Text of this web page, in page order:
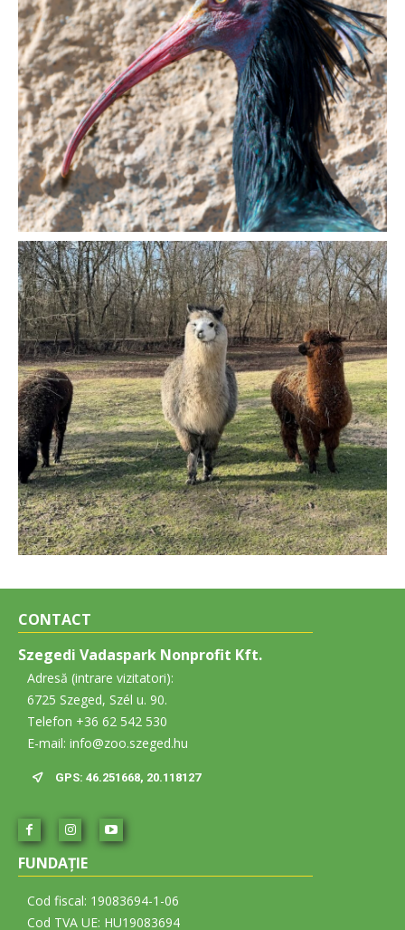
CONTACT
Szegedi Vadaspark Nonprofit Kft.
Adresă (intrare vizitatori):
6725 Szeged, Szél u. 90.
Telefon +36 62 542 530
E-mail: info@zoo.szeged.hu
GPS: 46.251668, 20.118127
FUNDAŢIE
Cod fiscal: 19083694-1-06
Cod TVA UE: HU19083694